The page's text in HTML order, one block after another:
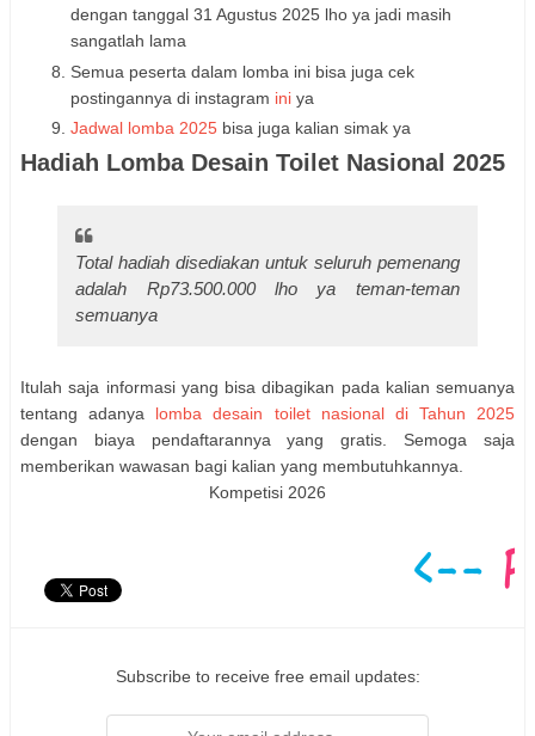
dengan tanggal 31 Agustus 2025 lho ya jadi masih
sangatlah lama
Semua peserta dalam lomba ini bisa juga cek
postingannya di instagram ini ya
Jadwal lomba 2025 bisa juga kalian simak ya
Hadiah Lomba Desain Toilet Nasional 2025
Total hadiah disediakan untuk seluruh pemenang
adalah Rp73.500.000 lho ya teman-teman
semuanya
Itulah saja informasi yang bisa dibagikan pada kalian semuanya
tentang adanya lomba desain toilet nasional di Tahun 2025
dengan biaya pendaftarannya yang gratis. Semoga saja
memberikan wawasan bagi kalian yang membutuhkannya.
Kompetisi 2026
Subscribe to receive free email updates: